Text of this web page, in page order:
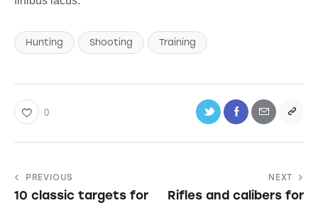
Hunting Shooting Training
0
PREVIOUS
10 classic targets for
NEXT
Rifles and calibers for